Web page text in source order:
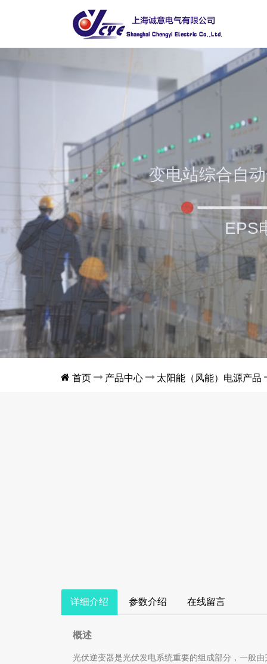
变电站综合自
EPS
首页 产品中心 太阳能（风能）电源产品
详细介绍 参数介绍 在线留言
概述
光伏逆变器是光伏发电系统重要的组成部分，一般